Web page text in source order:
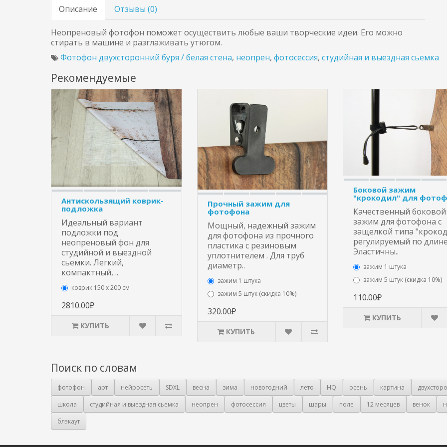
Описание Отзывы (0)
Неопреновый фотофон поможет осуществить любые ваши творческие идеи. Его можно
стирать в машине и разглаживать утюгом.
Фотофон двухсторонний буря / белая стена, неопрен, фотосессия, студийная и выездная сьемка
Рекомендуемые
Антискользящий коврик-
подложка
Идеальный вариант
подложки под
неопреновый фон для
студийной и выездной
сьемки. Легкий,
компактный, ..
коврик 150 х 200 см
2810.00₽
КУПИТЬ
Прочный зажим для
фотофона
Мощный, надежный зажим
для фотофона из прочного
пластика с резиновым
уплотнителем . Для труб
диаметр..
зажим 1 штука
зажим 5 штук (скидка 10%)
320.00₽
КУПИТЬ
Боковой зажим
"крокодил" для
Качественный боковой
зажим для фотофона с
защелкой типа
регулируемый по
Эластичны..
зажим 1 штука
зажим 5 штук (скидка 10%)
110.00₽
КУПИТЬ
Поиск по словам
фотофон арт нейросеть SDXL весна зима новогодний лето HQ осень картина
школа
студийная и выездная сьемка неопрен фотосессия цветы шары поле 12 месяцев венок
блэкаут